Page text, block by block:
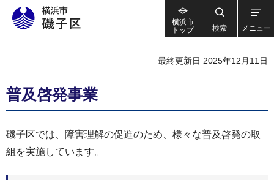
横浜市
トップ
検索 メニュー
最終更新日 2025年12月11日
普及啓発事業
磯子区では、障害理解の促進のため、様々な普及啓発の取
組を実施しています。